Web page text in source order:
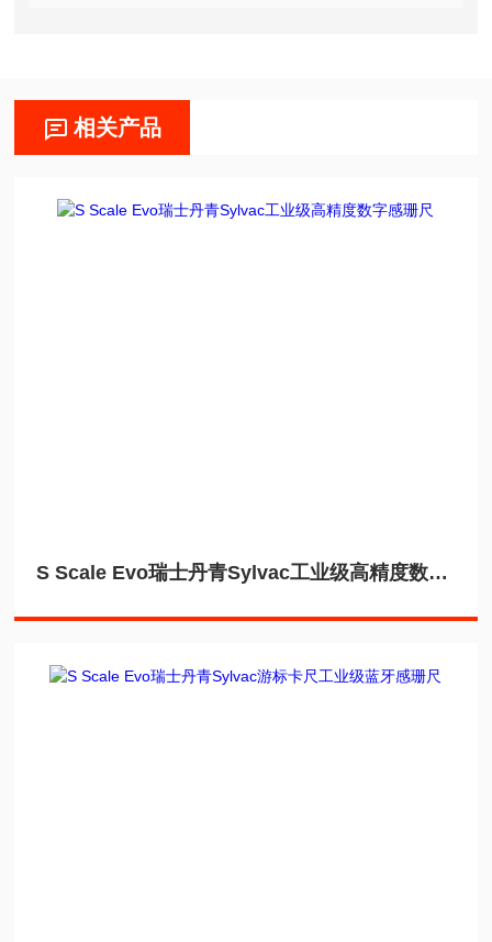
相关产品
S Scale Evo瑞士丹青Sylvac工业级高精度数字感珊尺